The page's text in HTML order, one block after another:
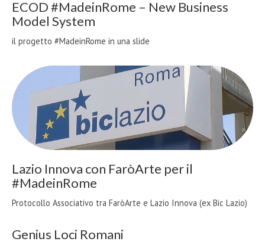
ECOD #MadeinRome – New Business
Model System
il progetto #MadeinRome in una slide
Lazio Innova con FaròArte per il
#MadeinRome
Protocollo Associativo tra FaròArte e Lazio Innova (ex Bic Lazio)
Genius Loci Romani